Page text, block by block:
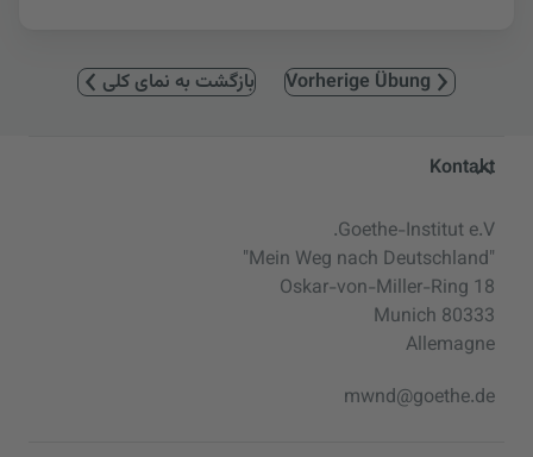
Vorherige Übung بازگشت به نمای کلی
Service- und Informationsbereich
Kontakt
Goethe-Institut e.V.
"Mein Weg nach Deutschland"
Oskar-von-Miller-Ring 18
80333 Munich
Allemagne
mwnd@goethe.de